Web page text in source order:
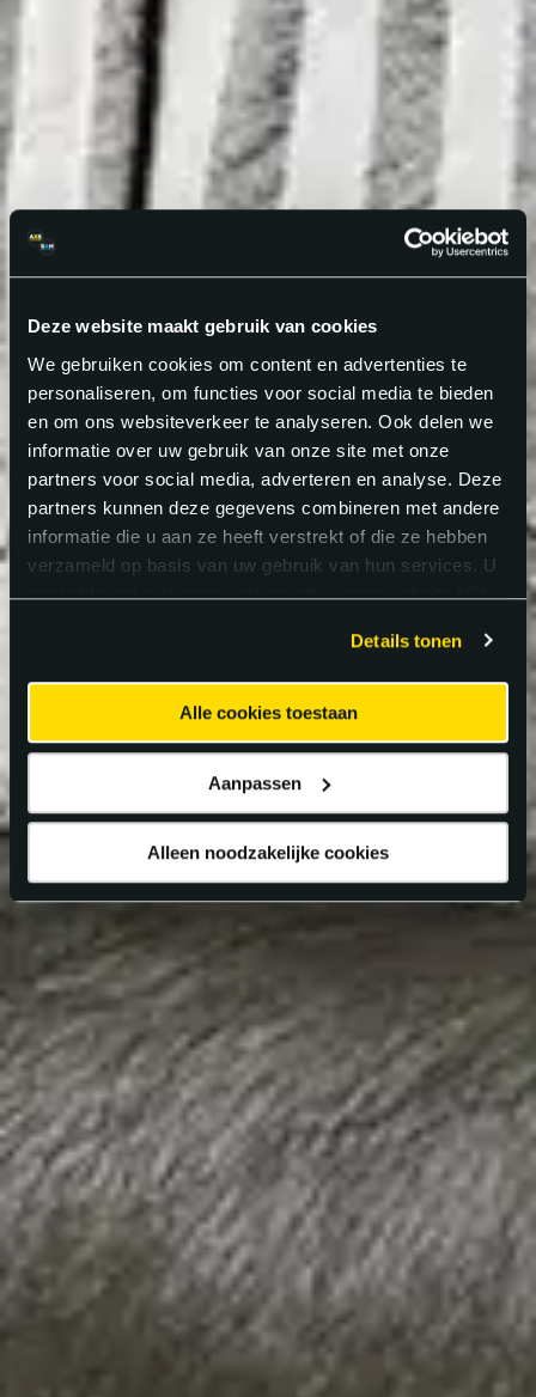
Deze website maakt gebruik van cookies
We gebruiken cookies om content en advertenties te
personaliseren, om functies voor social media te bieden
en om ons websiteverkeer te analyseren. Ook delen we
informatie over uw gebruik van onze site met onze
partners voor social media, adverteren en analyse. Deze
partners kunnen deze gegevens combineren met andere
informatie die u aan ze heeft verstrekt of die ze hebben
verzameld op basis van uw gebruik van hun services. U
gaat akkoord met onze cookies als u onze website blijft
Details tonen
Alle cookies toestaan
Aanpassen
Alleen noodzakelijke cookies